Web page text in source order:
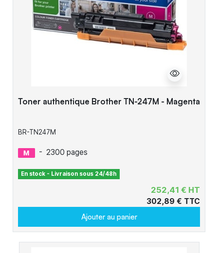
Toner authentique Brother TN-247M - Magenta
BR-TN247M
- 2300 pages
En stock - Livraison sous 24/48h
252,41 € HT
302,89 € TTC
Ajouter au panier